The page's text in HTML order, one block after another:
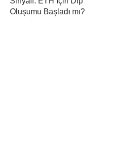
Oluşumu Başladı mı?